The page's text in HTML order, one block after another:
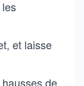
et laisse
de